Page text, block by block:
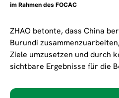
im Rahmen des FOCAC
ZHAO betonte, dass China
Burundi
Ziele umzusetzen und durch
sichtbare Ergebnisse für die